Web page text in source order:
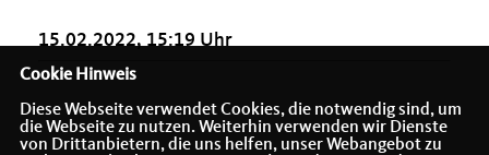
15.02.2022, 15:19 Uhr
Cookie Hinweis
Diese Webseite verwendet Cookies, die notwendig sind, um
die Webseite zu nutzen. Weiterhin verwenden wir Dienste
von Drittanbietern, die uns helfen, unser Webangebot zu